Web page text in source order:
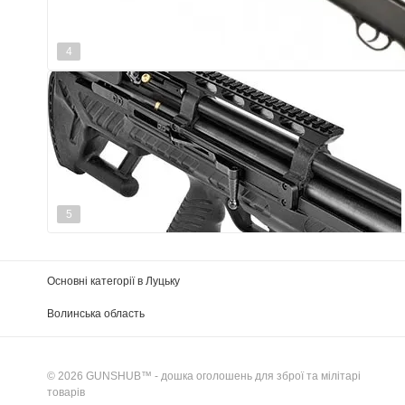
4
5
Основні категорії в Луцьку
Волинська область
© 2026 GUNSHUB™ - дошка оголошень для зброї та мілітарі
товарів